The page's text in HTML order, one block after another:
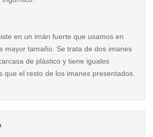
en un imán fuerte que usamos en
mayor tamaño. Se trata de dos imanes
de plástico y tiene iguales
que el resto de los imanes presentados.